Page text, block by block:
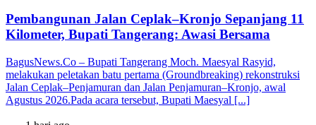
Pembangunan Jalan Ceplak–Kronjo Sepanjang 11
Kilometer, Bupati Tangerang: Awasi Bersama
BagusNews.Co – Bupati Tangerang Moch. Maesyal Rasyid,
melakukan peletakan batu pertama (Groundbreaking) rekonstruksi
Jalan Ceplak–Penjamuran dan Jalan Penjamuran–Kronjo, awal
Agustus 2026.Pada acara tersebut, Bupati Maesyal [...]